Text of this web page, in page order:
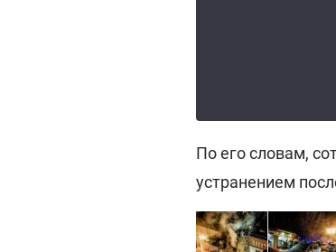
По его словам,
устранением